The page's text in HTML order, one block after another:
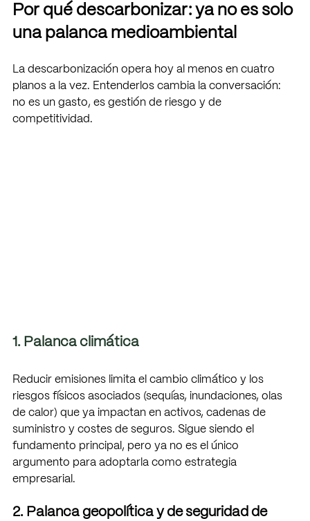
Por qué descarbonizar: ya no es solo
una palanca medioambiental
La descarbonización opera hoy al menos en cuatro
planos a la vez. Entenderlos cambia la conversación:
no es un gasto, es gestión de riesgo y de
competitividad.
1. Palanca climática
Reducir emisiones limita el cambio climático y los
riesgos físicos asociados (sequías, inundaciones, olas
de calor) que ya impactan en activos, cadenas de
suministro y costes de seguros. Sigue siendo el
fundamento principal, pero ya no es el único
argumento para adoptarla como estrategia
empresarial.
2. Palanca geopolítica y de seguridad de